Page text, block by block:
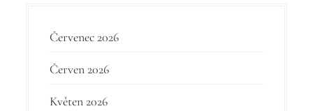
Červenec 2026
Červen 2026
Květen 2026